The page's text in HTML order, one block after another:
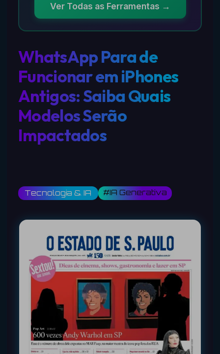
Ver Todas as Ferramentas →
WhatsApp Para de
Funcionar em iPhones
Antigos: Saiba Quais
Modelos Serão
Impactados
Tecnologia & IA #IA Generativa